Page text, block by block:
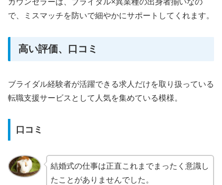
カウンセラーは、ブライダル×異業種の出身者揃いなの
で、ミスマッチを防いで細やかにサポートしてくれます。
高い評価、口コミ
ブライダル経験者が活躍できる求人だけを取り扱っている
転職支援サービスとして人気を集めている模様。
口コミ
結婚式の仕事は正直これまでまったく意識し
たことがありませんでした。